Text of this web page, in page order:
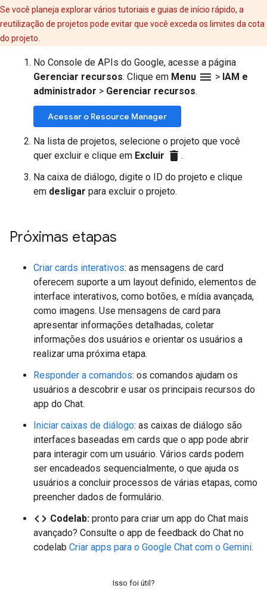
Se você planeja explorar vários tutoriais e guias de início rápido, a
reutilização de projetos pode evitar que você exceda os limites da cota
do projeto.
No Console de APIs do Google, acesse a página
Gerenciar recursos. Clique em Menu menu > IAM e
administrador > Gerenciar recursos.
Acessar o Resource Manager
Na lista de projetos, selecione o projeto que você
quer excluir e clique em Excluir delete .
Na caixa de diálogo, digite o ID do projeto e clique
em desligar para excluir o projeto.
Próximas etapas
Criar cards interativos: as mensagens de card
oferecem suporte a um layout definido, elementos de
interface interativos, como botões, e mídia avançada,
como imagens. Use mensagens de card para
apresentar informações detalhadas, coletar
informações dos usuários e orientar os usuários a
realizar uma próxima etapa.
Responder a comandos: os comandos ajudam os
usuários a descobrir e usar os principais recursos do
app do Chat.
Iniciar caixas de diálogo: as caixas de diálogo são
interfaces baseadas em cards que o app pode abrir
para interagir com um usuário. Vários cards podem
ser encadeados sequencialmente, o que ajuda os
usuários a concluir processos de várias etapas, como
preencher dados de formulário.
code Codelab: pronto para criar um app do Chat mais
avançado? Consulte o app de feedback do Chat no
codelab Criar apps para o Google Chat com o Gemini.
Isso foi útil?